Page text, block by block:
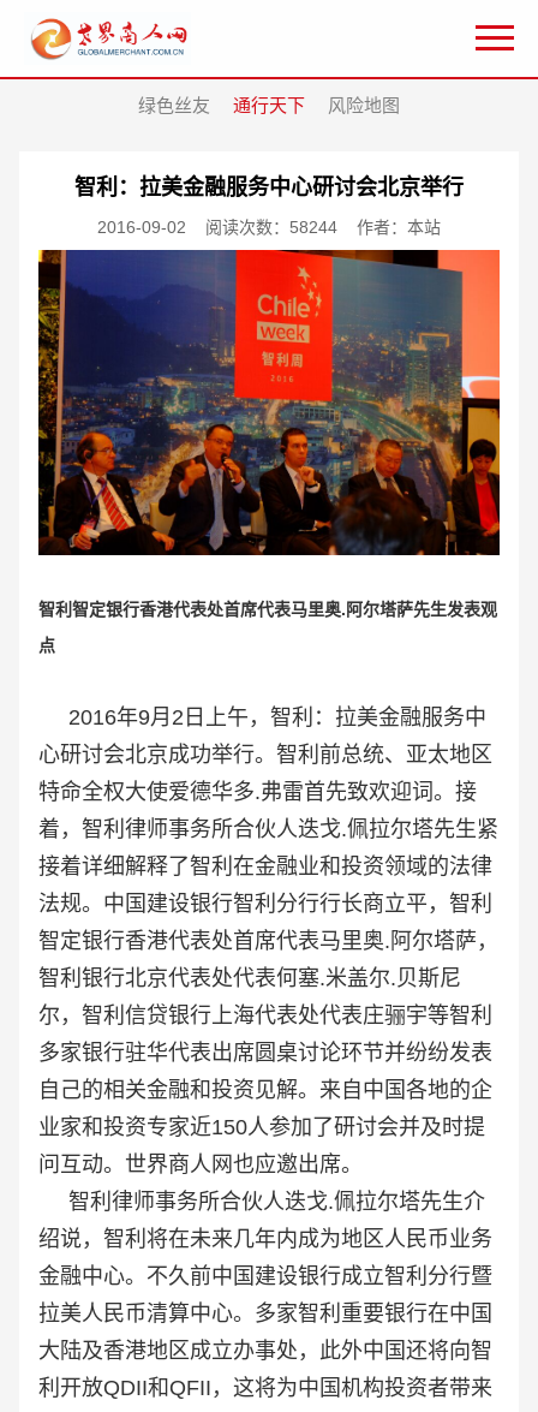
绿色丝友 通行天下 风险地图
智利：拉美金融服务中心研讨会北京举行
2016-09-02 阅读次数：58244 作者：本站
智利智定银行香港代表处首席代表马里奥.阿尔塔萨先生发表观
点
2016年9月2日上午，智利：拉美金融服务中
心研讨会北京成功举行。智利前总统、亚太地区
特命全权大使爱德华多.弗雷首先致欢迎词。接
着， 智利律师事务所合伙人迭戈.佩拉尔塔先生紧
接着详细解释了智利在金融业和投资领域的法律
法规。 中国建设银行智利分行行长商立平，智利
智定银行香港代表处首席代表马里奥.阿尔塔萨，
智利银行北京代表处代表何塞.米盖尔.贝斯尼
尔，智利信贷银行上海代表处代表庄骊宇等智利
多家银行驻华代表出席圆桌讨论环节并纷纷发表
自己的相关金融和投资见解。来自中国各地的企
业家和投资专家近150人参加了研讨会并及时提
问互动。世界商人网也应邀出席。
智利律师事务所合伙人迭戈.佩拉尔塔先生介
绍说，智利将在未来几年内成为地区人民币业务
金融中心。不久前中国建设银行成立智利分行暨
拉美人民币清算中心。多家智利重要银行在中国
大陆及香港地区成立办事处，此外中国还将向智
利开放QDII和QFII，这将为中国机构投资者带来